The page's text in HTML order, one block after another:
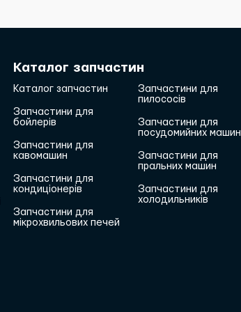
Каталог запчастин
Каталог запчастин
Запчастини для
бойлерів
Запчастини для
кавомашин
Запчастини для
кондиціонерів
Запчастини для
мікрохвильових печей
Запчастини для
пилососів
Запчастини для
посудомийних машин
Запчастини для
пральних машин
Запчастини для
холодильників